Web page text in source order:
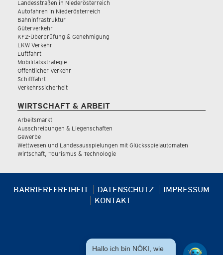
Landesstraßen in Niederösterreich
Autofahren in Niederösterreich
Bahninfrastruktur
Güterverkehr
KFZ-Überprüfung & Genehmigung
LKW Verkehr
Luftfahrt
Mobilitätsstrategie
Öffentlicher Verkehr
Schifffahrt
Verkehrssicherheit
WIRTSCHAFT & ARBEIT
Arbeitsmarkt
Ausschreibungen & Liegenschaften
Gewerbe
Wettwesen und Landesausspielungen mit Glücksspielautomaten
Wirtschaft, Tourismus & Technologie
BARRIEREFREIHEIT DATENSCHUTZ
IMPRESSUM
KONTAKT
Hallo ich bin NÖKI, wie